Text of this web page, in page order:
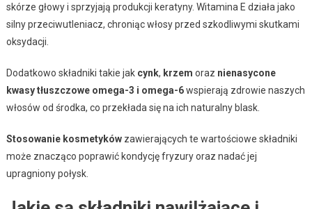
skórze głowy i sprzyjają produkcji keratyny. Witamina E działa jako
silny przeciwutleniacz, chroniąc włosy przed szkodliwymi skutkami
oksydacji.
Dodatkowo składniki takie jak cynk, krzem oraz nienasycone
kwasy tłuszczowe omega-3 i omega-6wspierają zdrowie naszych
włosów od środka, co przekłada się na ich naturalny blask.
Stosowanie kosmetykówzawierających te wartościowe składniki
może znacząco poprawić kondycję fryzury oraz nadać jej
upragniony połysk.